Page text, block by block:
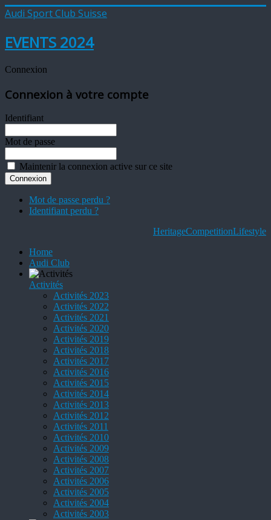
Audi Sport Club Suisse
EVENTS 2024
Connexion
Connexion à votre compte
Identifiant
Mot de passe
Maintenir la connexion active sur ce site
Mot de passe perdu ?
Identifiant perdu ?
HeritageCompetitionLifestyle
Home
Audi Club
Activités
Activités 2023
Activités 2022
Activités 2021
Activités 2020
Activités 2019
Activités 2018
Activités 2017
Activités 2016
Activités 2015
Activités 2014
Activités 2013
Activités 2012
Activités 2011
Activités 2010
Activités 2009
Activités 2008
Activités 2007
Activités 2006
Activités 2005
Activités 2004
Activités 2003